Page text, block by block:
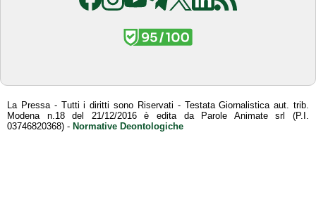
La Pressa - Tutti i diritti sono Riservati - Testata Giornalistica aut. trib.
Modena n.18 del 21/12/2016 è edita da Parole Animate srl (P.I.
03746820368) - Normative Deontologiche